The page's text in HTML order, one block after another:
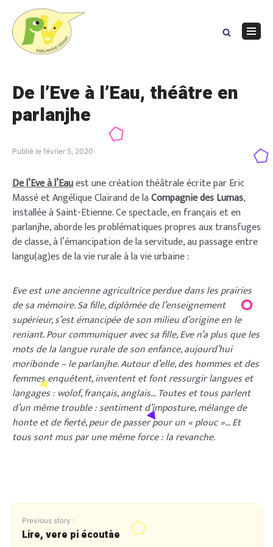
content
De l’Eve à l’Eau, théâtre en
parlanjhe
Publié le février 5, 2020
De l’Eve à l’Eauest une création théâtrale écrite par Eric
Massé et Angélique Clairand de laCompagnie des Lumas,
installée à Saint-Etienne. Ce spectacle, en français et en
parlanjhe, aborde les problématiques propres aux transfuges
de classe, à l’émancipation de la servitude, au passage entre
langu(ag)es de la vie rurale à la vie urbaine :
Eve est une ancienne agricultrice perdue dans les prairies
de sa mémoire. Sa fille, diplômée de l’enseignement
supérieur, s’est émancipée de son milieu d’origine en le
reniant. Pour communiquer avec sa fille, Eve n’a plus que les
mots de la langue rurale de son enfance, aujourd’hui
moribonde – le parlanjhe. Autour d’elle, des hommes et des
femmes enquêtent, inventent et font ressurgir langues et
langages : wolof, français, anglais… Toutes et tous parlent
d’un même trouble : sentiment d’imposture, mélange de
honte et de fierté, peur de passer pour un « plouc »… Et
tous sont mus par une même force : la revanche.
Previous story :
Lire, vere pi écoutàe